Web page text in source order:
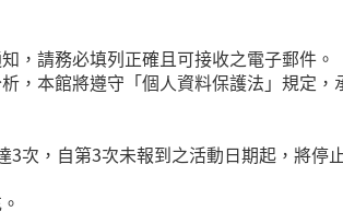
，請務必填列正確且可接收之電子郵件。
，本館將遵守「個人資料保護法」規定
，自第3次未報到之活動日期起，將停